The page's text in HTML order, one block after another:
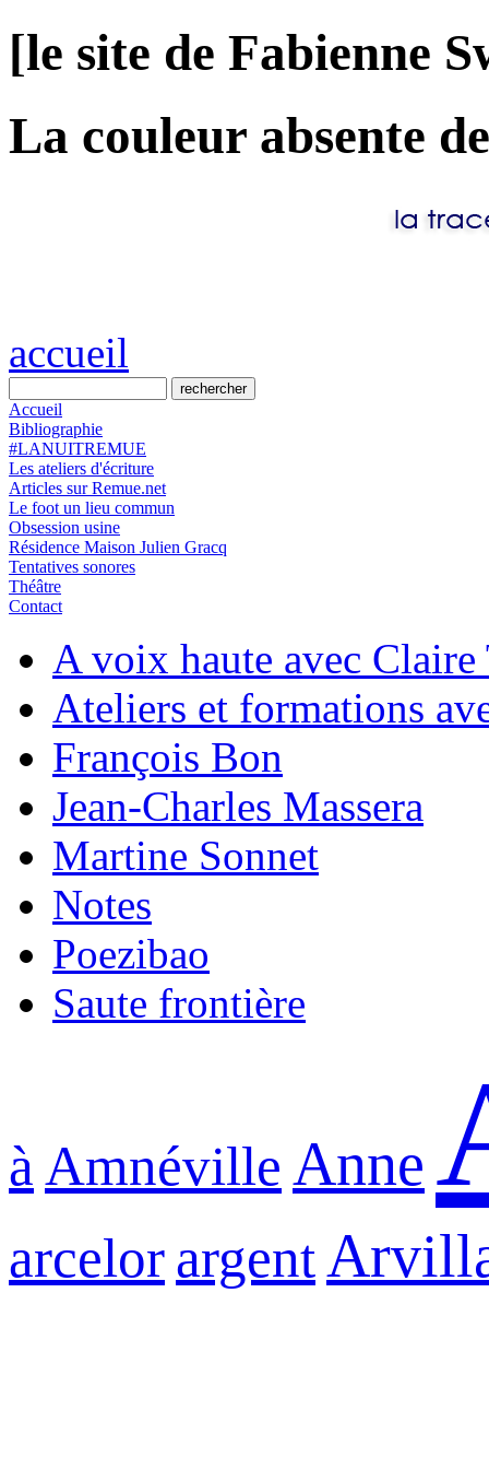
[le site de Fabienne
La couleur absente
accueil
Accueil
Bibliographie
#LANUITREMUE
Les ateliers d'écriture
Articles sur Remue.net
Le foot un lieu commun
Obsession usine
Résidence Maison Julien Gracq
Tentatives sonores
Théâtre
Contact
A voix haute avec Claire
Ateliers et formations
François Bon
Jean-Charles Massera
Martine Sonnet
Notes
Poezibao
Saute frontière
àAmnéville Anne
arcelorargent